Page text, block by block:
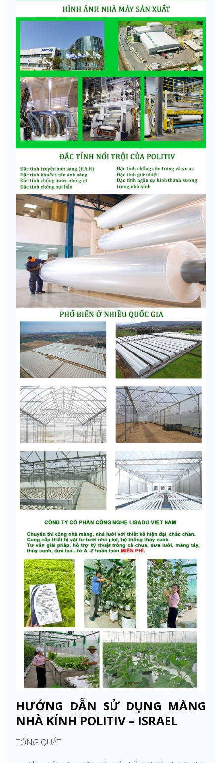
HƯỚNG DẪN SỬ DỤNG MÀNG
NHÀ KÍNH POLITIV – ISRAEL
TỔNG QUÁT